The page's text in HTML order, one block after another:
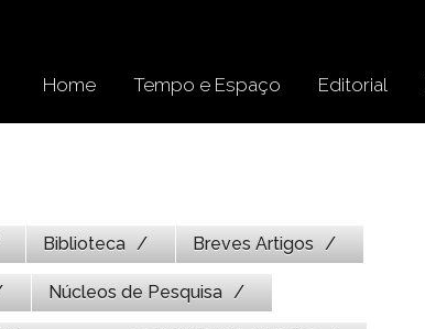
Home Tempo e Espaço Editorial
Biblioteca Breves Artigos
Núcleos de Pesquisa